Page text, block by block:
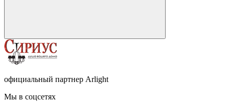
официальный партнер Arlight
Мы в соцсетях